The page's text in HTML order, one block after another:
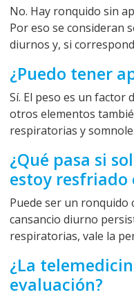
No. Hay ronquido sin
Por eso se consideran
diurnos y, si
¿Puedo tener
Sí. El peso es un factor
otros elementos
respiratorias y
¿Qué pasa si
estoy resfriado
Puede ser un ronquido
cansancio diurno
respiratorias, vale la
¿La
evaluación?